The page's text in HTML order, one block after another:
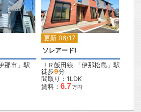
2
那市 」駅
更新 06/17
2
ソレアードⅠ
ＪＲ飯田線 「伊那松島 」駅
徒歩9分
間取り：1LDK
賃料： 6.7万円